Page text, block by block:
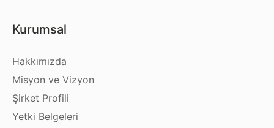
Kurumsal
Hakkımızda
Misyon ve Vizyon
Şirket Profili
Yetki Belgeleri